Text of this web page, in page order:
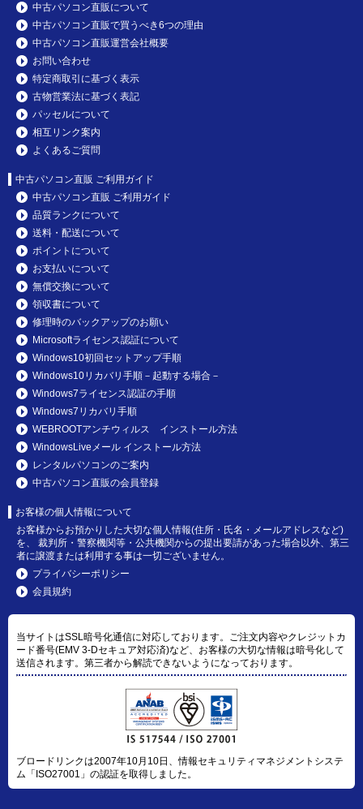
中古パソコン直販について
中古パソコン直販で買うべき6つの理由
中古パソコン直販運営会社概要
お問い合わせ
特定商取引に基づく表示
古物営業法に基づく表記
パッセルについて
相互リンク案内
よくあるご質問
中古パソコン直販 ご利用ガイド
中古パソコン直販 ご利用ガイド
品質ランクについて
送料・配送について
ポイントについて
お支払いについて
無償交換について
領収書について
修理時のバックアップのお願い
Microsoftライセンス認証について
Windows10初回セットアップ手順
Windows10リカバリ手順－起動する場合－
Windows7ライセンス認証の手順
Windows7リカバリ手順
WEBROOTアンチウィルス インストール方法
WindowsLiveメール インストール方法
レンタルパソコンのご案内
中古パソコン直販の会員登録
お客様の個人情報について
お客様からお預かりした大切な個人情報(住所・氏名・メールアドレスなど)
を、 裁判所・警察機関等・公共機関からの提出要請があった場合以外、第三
者に譲渡または利用する事は一切ございません。
プライバシーポリシー
会員規約
当サイトはSSL暗号化通信に対応しております。ご注文内容やクレジットカ
ード番号(EMV 3-Dセキュア対応済)など、お客様の大切な情報は暗号化して
送信されます。第三者から解読できないようになっております。
ブロードリンクは2007年10月10日、情報セキュリティマネジメントシステ
ム「ISO27001」の認証を取得しました。